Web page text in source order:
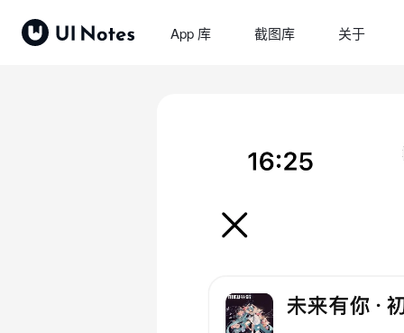
App 库 截图库 关于